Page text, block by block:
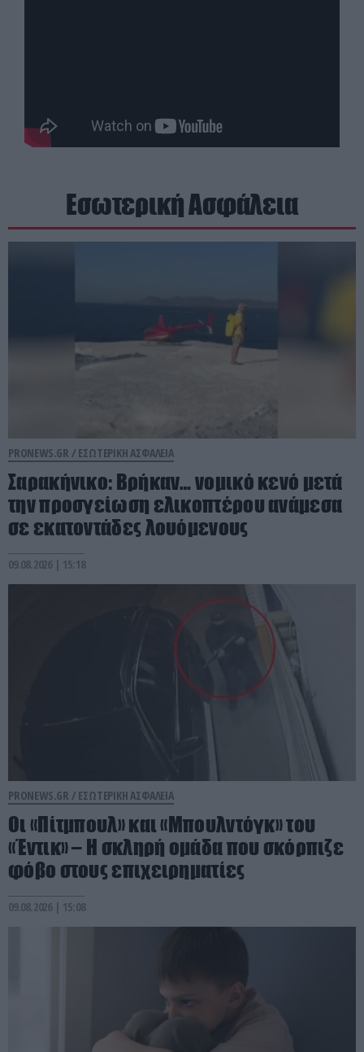
Εσωτερική Ασφάλεια
PRONEWS.GR / ΕΣΩΤΕΡΙΚΗ ΑΣΦΑΛΕΙΑ
Σαρακήνικο: Βρήκαν… νομικό κενό μετά
την προσγείωση ελικοπτέρου ανάμεσα
σε εκατοντάδες λουόμενους
09.08.2026 | 15:18
PRONEWS.GR / ΕΣΩΤΕΡΙΚΗ ΑΣΦΑΛΕΙΑ
Οι «Πίτμπουλ» και «Μπουλντόγκ» του
«Έντικ» – Η σκληρή ομάδα που σκόρπιζε
φόβο στους επιχειρηματίες
09.08.2026 | 15:08